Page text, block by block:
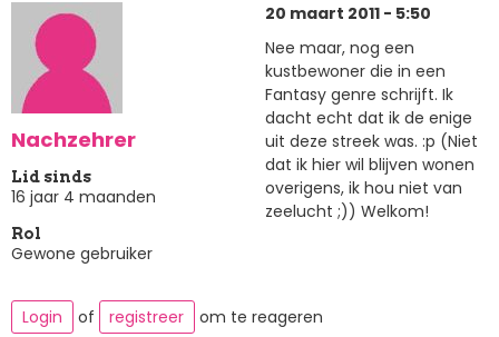
Nachzehrer
Lid sinds
16 jaar 4 maanden
Rol
Gewone gebruiker
20 maart 2011 - 5:50
Nee maar, nog een
kustbewoner die in een
Fantasy genre schrijft. Ik
dacht echt dat ik de enige
uit deze streek was. :p (Niet
dat ik hier wil blijven wonen
overigens, ik hou niet van
zeelucht ;)) Welkom!
Login of registreer om te reageren